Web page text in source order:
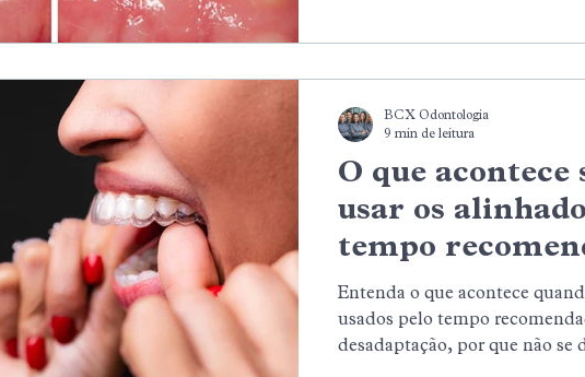
O que acontece
usar os
tempo
Entenda o que acontece
usados pelo tempo
desadaptação, por que não se
BCX Odontologia
9 min de leitura